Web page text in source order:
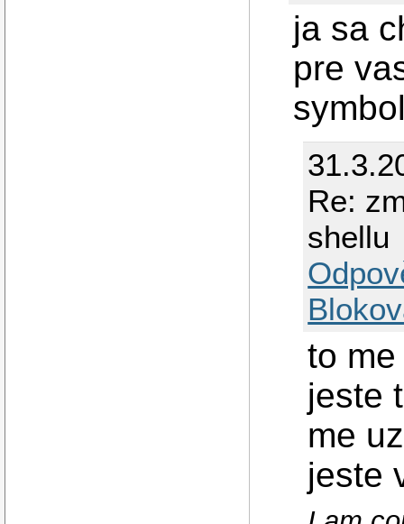
ja sa
pre
Re:
shellu
to
jeste
me
jeste